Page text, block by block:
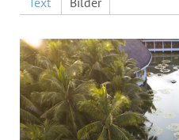
MEDIA
ÜBER UNS
KONTAKT